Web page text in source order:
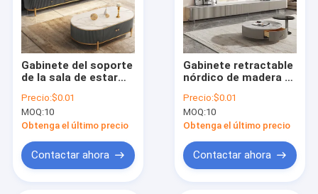
Gabinete del soporte
de la sala de estar
MDF del ODM E1 del
OEM ambiental
Precio:$0.01
MOQ:10
Obtenga el último precio
Contactar ahora
Gabinete retractable
nórdico de madera el
TV
Precio:$0.01
MOQ:10
Obtenga el último precio
Contactar ahora